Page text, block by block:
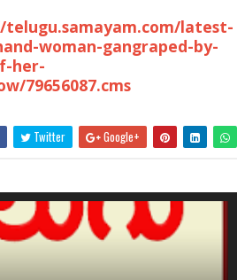
latest-
woman-gangraped-by-
her-
79656087.cms
Twitter Google+